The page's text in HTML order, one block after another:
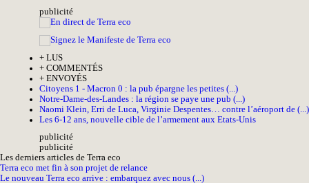
publicité
+ LUS
+ COMMENTÉS
+ ENVOYÉS
Citoyens 1 - Macron 0 : la pub épargne les petites (...)
Notre-Dame-des-Landes : la région se paye une pub (...)
Naomi Klein, Erri de Luca, Virginie Despentes… contre l’aéroport de (...)
Les 6-12 ans, nouvelle cible de l’armement aux Etats-Unis
publicité
publicité
Les derniers articles de Terra eco
Terra eco met fin à son projet de relance
Le nouveau Terra eco arrive : embarquez avec nous (...)